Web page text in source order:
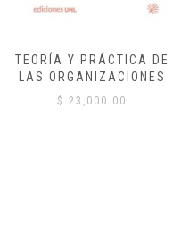
TEORÍA Y PRÁCTICA DE
LAS ORGANIZACIONES
$ 23,000.00